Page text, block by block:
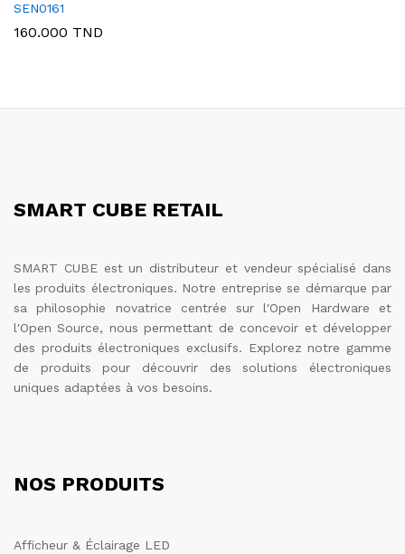
SEN0161
160.000 TND
SMART CUBE RETAIL
SMART CUBE est un distributeur et vendeur spécialisé dans
les produits électroniques. Notre entreprise se démarque par
sa philosophie novatrice centrée sur l'Open Hardware et
l'Open Source, nous permettant de concevoir et développer
des produits électroniques exclusifs. Explorez notre gamme
de produits pour découvrir des solutions électroniques
uniques adaptées à vos besoins.
NOS PRODUITS
Afficheur & Éclairage LED